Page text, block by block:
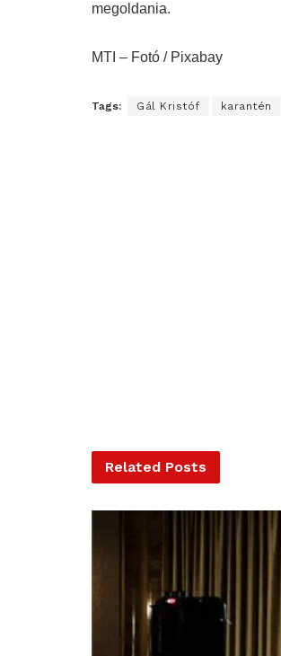
megoldania.
MTI – Fotó / Pixabay
Tags: Gál Kristóf karantén
Related Posts